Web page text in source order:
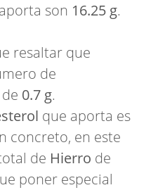
son 16.25 g.
resaltar que
de
de 0.7 g.
que aporta es
concreto, en este
de Hierro de
poner especial